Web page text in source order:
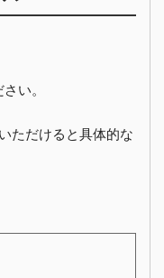
い。
ただけると具体的な